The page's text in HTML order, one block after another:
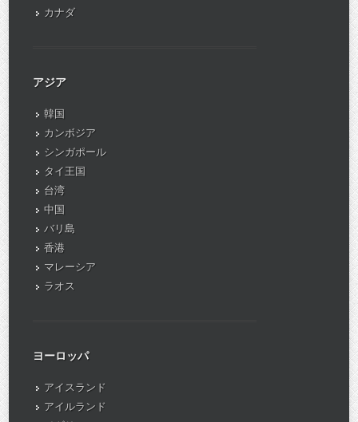
カナダ
アジア
韓国
カンボジア
シンガポール
タイ王国
台湾
中国
バリ島
香港
マレーシア
ラオス
ヨーロッパ
アイスランド
アイルランド